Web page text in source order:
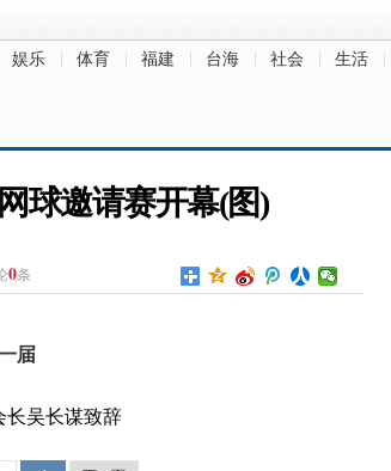
娱乐 体育 福建 台海 社会 生活
球邀请赛开幕(图)
0条
长吴长谋致辞